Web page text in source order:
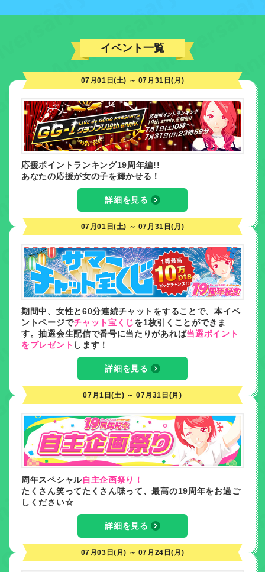
イベント一覧
07月01日(土) ～ 07月31日(月)
応援ポイントランキング19周年編!!
あなたの応援が女の子を輝かせる！
詳細を見る
07月01日(土) ～ 07月31日(月)
期間中、女性と60分連続チャットをすることで、本イベ
ントページでチャット宝くじを1枚引くことができま
す。抽選会生配信で番号に当たりがあれば当選ポイント
をプレゼント します！
詳細を見る
07月1日(土) ～ 07月31日(月)
周年スペシャル自主企画祭り！
たくさん笑ってたくさん喋って、最高の19周年をお過ご
しください☆
詳細を見る
07月03日(月) ～ 07月24日(月)